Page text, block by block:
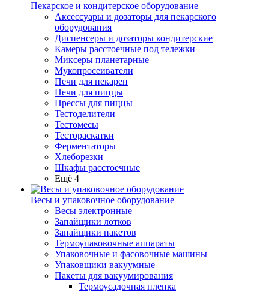
Пекарское и кондитерское оборудование
Аксессуары и дозаторы для пекарского
оборудования
Диспенсеры и дозаторы кондитерские
Камеры расстоечные под тележки
Миксеры планетарные
Мукопросеиватели
Печи для пекарен
Печи для пиццы
Прессы для пиццы
Тестоделители
Тестомесы
Тестораскатки
Ферментаторы
Хлеборезки
Шкафы расстоечные
Ещё 4
Весы и упаковочное оборудование
Весы электронные
Запайщики лотков
Запайщики пакетов
Термоупаковочные аппараты
Упаковочные и фасовочные машины
Упаковщики вакуумные
Пакеты для вакуумирования
Термоусадочная пленка